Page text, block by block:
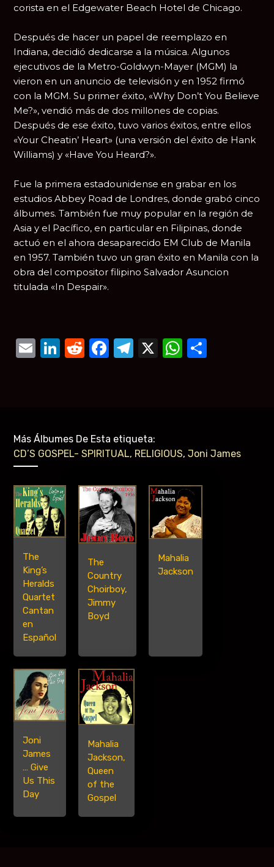
corista en el Edgewater Beach Hotel de Chicago.
Después de hacer un papel de reemplazo en
Indiana, decidió dedicarse a la música. Algunos
ejecutivos de la Metro-Goldwyn-Mayer (MGM) la
vieron en un anuncio de televisión y en 1952 firmó
con la MGM. Su primer éxito, «Why Don’t You Believe
Me?», vendió más de dos millones de copias.
Después de ese éxito, tuvo varios éxitos, entre ellos
«Your Cheatin’ Heart» (una versión del éxito de Hank
Williams) y «Have You Heard?».
Fue la primera estadounidense en grabar en los
estudios Abbey Road de Londres, donde grabó cinco
álbumes. También fue muy popular en la región de
Asia y el Pacífico, en particular en Filipinas, donde
actuó en el ahora desaparecido EM Club de Manila
en 1957. También tuvo un gran éxito en Manila con la
obra del compositor filipino Salvador Asuncion
titulada «In Despair».
Email
LinkedIn
Reddit
Facebook
Telegram
X
Más Álbumes De Esta etiqueta:
CD’S GOSPEL- SPIRITUAL, RELIGIOUS,Joni James
The
King’s
Heralds
Quartet
Cantan
en
Español
The
Country
Choirboy,
Jimmy
Boyd
Mahalia
Jackson
Joni
James
… Give
Us This
Day
Mahalia
Jackson,
Queen
of the
Gospel